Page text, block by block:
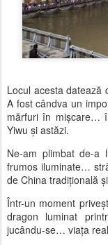
Locul acesta
A fost cândva un
mărfuri în mișcare…
Yiwu și astăzi.
Ne-am plimbat de-a
frumos iluminate…
de China tradițională
Într-un moment
dragon luminat
jucându-se… viața